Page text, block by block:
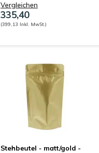
Vergleichen
335,40
(399,13 Inkl. MwSt.)
Stehbeutel - matt/gold -